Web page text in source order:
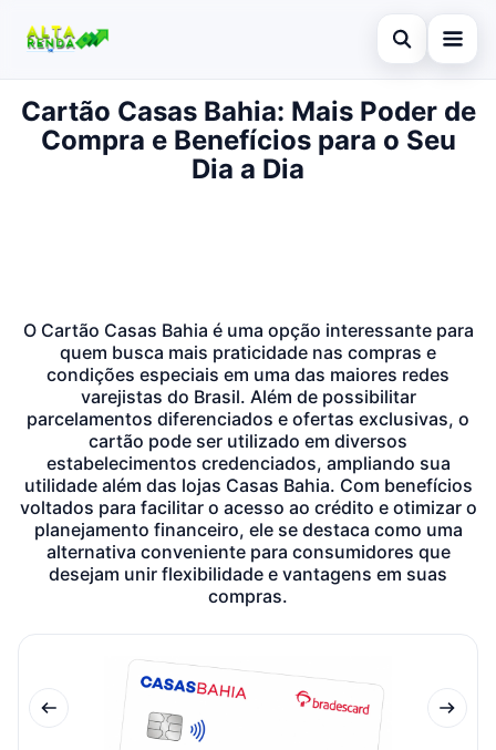
Abrir busca
Inicial
Cartão de Crédito
Buscar no site
Cartão Casas Bahia: Mais Poder de
Compra e Benefícios para o Seu
Dia a Dia
O Cartão Casas Bahia é uma opção interessante para
quem busca mais praticidade nas compras e
condições especiais em uma das maiores redes
varejistas do Brasil. Além de possibilitar
parcelamentos diferenciados e ofertas exclusivas, o
cartão pode ser utilizado em diversos
estabelecimentos credenciados, ampliando sua
utilidade além das lojas Casas Bahia. Com benefícios
voltados para facilitar o acesso ao crédito e otimizar o
planejamento financeiro, ele se destaca como uma
alternativa conveniente para consumidores que
desejam unir flexibilidade e vantagens em suas
compras.